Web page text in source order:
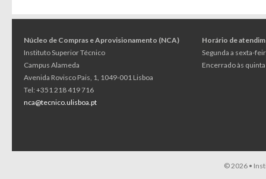
Núcleo de Compras e Aprovisionamento (NCA)
Instituto Superior Técnico
Campus Alameda
Avenida Rovisco Pais, 1, 1049-001 Lisboa
Tel: +351 218 419 716
nca@tecnico.ulisboa.pt
Horário de
Segunda a sexta-
Encerrado às
© 2026 •